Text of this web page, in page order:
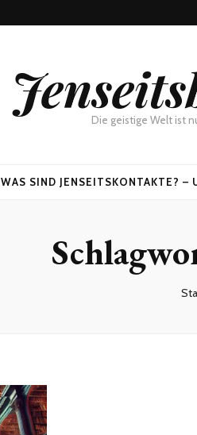
Die geistige Welt ist
WAS SIND JENSEITSKONTAKTE? –